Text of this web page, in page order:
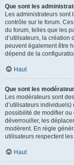
Que sont les
Les administrateurs sont
contrôle sur le forum.
du forum, telles que les
d’utilisateurs, la création
peuvent également être
dépend de la
Haut
Que sont les
Les modérateurs sont
d’utilisateurs
possibilité de modifier ou
déverrouiller, les
modèrent. En règle
utilisateurs respectent
Haut